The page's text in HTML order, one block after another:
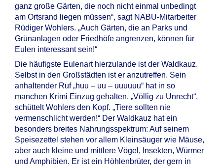
ganz große Gärten, die noch nicht einmal unbedingt
am Ortsrand liegen müssen“, sagt NABU-Mitarbeiter
Rüdiger Wohlers. „Auch Gärten, die an Parks und
Grünanlagen oder Friedhöfe angrenzen, können für
Eulen interessant sein!“
Die häufigste Eulenart hierzulande ist der Waldkauz.
Selbst in den Großstädten ist er anzutreffen. Sein
anhaltender Ruf „huu – uu – uuuuuu“ hat in so
manchen Krimi Einzug gehalten. „Völlig zu Unrecht“,
schüttelt Wohlers den Kopf. „Tiere sollten nie
vermenschlicht werden!“ Der Waldkauz hat ein
besonders breites Nahrungsspektrum: Auf seinem
Speisezettel stehen vor allem Kleinsäuger wie Mäuse,
aber auch kleine und mittlere Vögel, Insekten, Würmer
und Amphibien. Er ist ein Höhlenbrüter, der gern in